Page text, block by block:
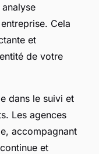
Cela
et
de votre
dans le suivi et
Les agences
accompagnant
et